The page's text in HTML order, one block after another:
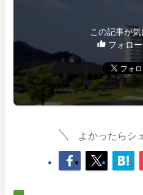
この記事が
フォロ
よかったらシ